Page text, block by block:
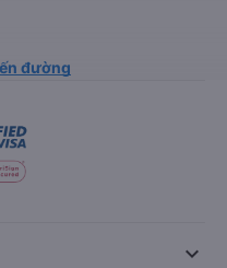
đường
keyboard_arrow_down